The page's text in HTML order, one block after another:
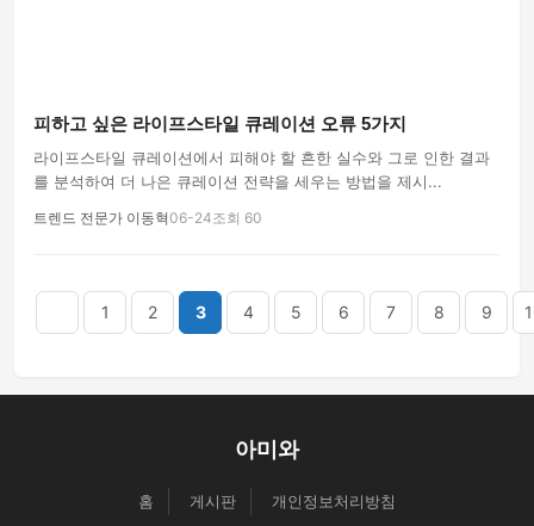
피하고 싶은 라이프스타일 큐레이션 오류 5가지
라이프스타일 큐레이션에서 피해야 할 흔한 실수와 그로 인한 결과
를 분석하여 더 나은 큐레이션 전략을 세우는 방법을 제시...
트렌드 전문가 이동혁06-24조회 60
1 2 3 4 5 6 7 8 9
아미와
홈 게시판 개인정보처리방침